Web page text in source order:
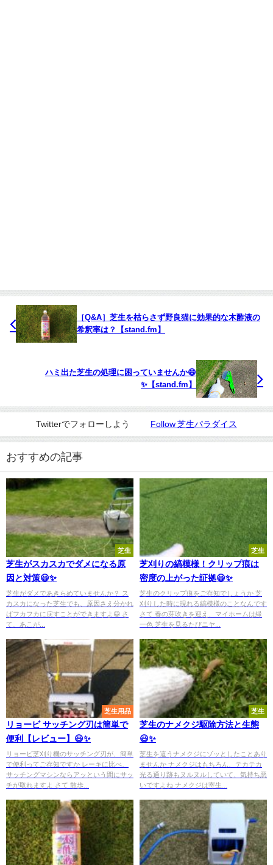
［Q&A］芝生を枯らさず野良猫に効果的な木酢液の
希釈率は？【stand.fm】
ハミ出た芝生の処理に困っていませんか😄
✨【stand.fm】
Twitterでフォローしよう Follow 芝生パラダイス
おすすめの記事
芝生
芝生がスカスカでダメになる原
因と対策😃✨
芝生がダメであきらめていませんか？ ス
カスカになった芝生でも、原因さえ分かれ
ばフカフカに戻すことができますよ😄 さ
て、あこが...
芝生
芝刈りの縞模様！クリップ痕は
密度の上がった証拠😃✨
芝生のクリップ痕をご存知でしょうか 芝
刈りした時に現れる縞模様のことなんです
さて 春の芽吹きを迎え、マイホームは緑
一色 芝生を見るたびニヤ...
芝生用品
リョービ サッチング刃は簡単で
便利【レビュー】😃✨
リョービ芝刈り機のサッチング刃が、簡単
で便利ってご存知ですか レーキに比べ、
サッチングマシンならアッという間にサッ
チが取れますよ さて 散歩...
芝生
芝生のナメクジ駆除方法と生態
😃✨
芝生を這うナメクジにゾッとしたことあり
ませんか ナメクジはもちろん、テカテカ
光る通り跡もヌルヌルしていて、気持ち悪
いですよね ナメクジは寄生...